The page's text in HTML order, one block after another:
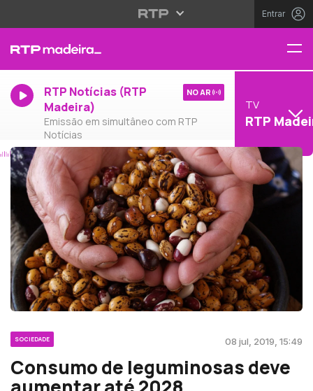
Entrar
RTP Notícias (RTP
Madeira)
Emissão em simultâneo com RTP
Notícias
NO AR
TV
RTP
SOCIEDADE 08 jul, 2019, 15:49
Consumo de leguminosas deve